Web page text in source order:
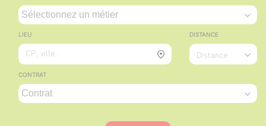
LIEU
CP, ville...
DISTANCE
Distance
CONTRAT